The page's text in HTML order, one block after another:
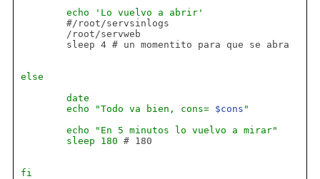
        echo 'Lo vuelvo a abrir'
#/root/servsinlogs
        /root/servweb
else
        date
        echo
"Todo va bien, cons= $cons "
        echo
"En 5 minutos lo vuelvo a mirar"
        sleep 180
# 180
fi